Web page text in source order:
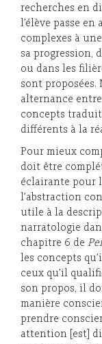
recherches en
l’élève passe en
complexes à
sa progression,
ou dans les
sont
alternance
concepts
différents à la
Pour mieux
doit être
éclairante pour
l’abstraction
utile à la
narratologie
chapitre 6 de
les concepts
ceux qu’il
son propos, il
manière
prendre
attention [est]